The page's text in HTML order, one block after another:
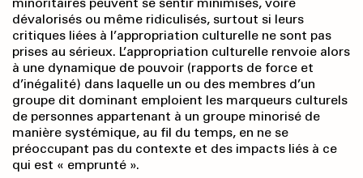
dévalorisés ou même ridiculisés, surtout si leurs
critiques liées à l’appropriation culturelle ne sont pas
prises au sérieux. L’appropriation culturelle renvoie alors
à une dynamique de pouvoir (rapports de force et
d’inégalité) dans laquelle un ou des membres d’un
groupe dit dominant emploient les marqueurs culturels
de personnes appartenant à un groupe minorisé de
manière systémique, au fil du temps, en ne se
préoccupant pas du contexte et des impacts liés à ce
qui est « emprunté ».